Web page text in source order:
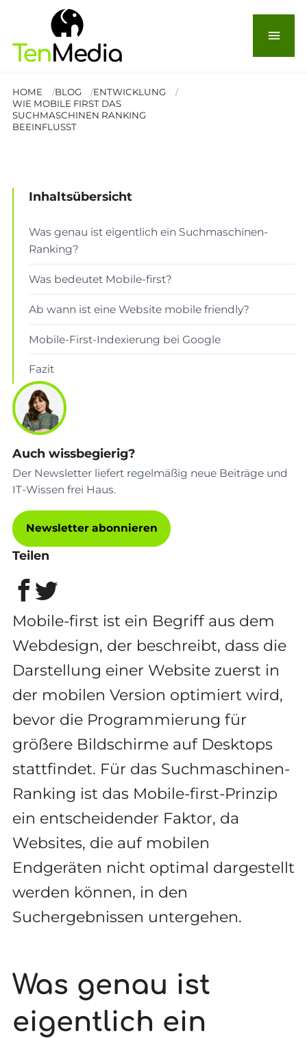
menu
HOME BLOG
ENTWICKLUNG
WIE MOBILE FIRST DAS
SUCHMASCHINEN RANKING
BEEINFLUSST
Wie Mobile-first das
Suchmaschinen-Ranking
beeinflusst
Inhaltsübersicht
Was genau ist eigentlich ein Suchmaschinen-
Ranking?
Was bedeutet Mobile-first?
Ab wann ist eine Website mobile friendly?
Mobile-First-Indexierung bei Google
Fazit
Auch wissbegierig?
Der Newsletter liefert regelmäßig neue Beiträge und
IT-Wissen frei Haus.
Newsletter abonnieren
Teilen
Mobile-first ist ein Begriff aus dem
Webdesign, der beschreibt, dass die
Darstellung einer Website zuerst in
der mobilen Version optimiert wird,
bevor die Programmierung für
größere Bildschirme auf Desktops
stattfindet. Für das Suchmaschinen-
Ranking ist das Mobile-first-Prinzip
ein entscheidender Faktor, da
Websites, die auf mobilen
Endgeräten nicht optimal dargestellt
werden können, in den
Suchergebnissen untergehen.
Was genau ist
eigentlich ein